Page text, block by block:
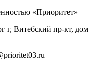
«Приоритет»
г, Витебский пр-кт, дом